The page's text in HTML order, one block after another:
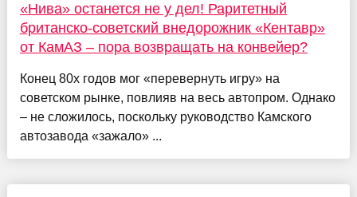
«Нива» останется не у дел! Раритетный
британско-советский внедорожник «Кентавр»
от КамАЗ – пора возвращать на конвейер?
Конец 80х годов мог «перевернуть игру» на
советском рынке, повлияв на весь автопром. Однако
– не сложилось, поскольку руководство Камского
автозавода «зажало» ...